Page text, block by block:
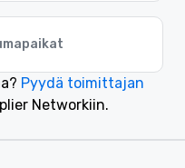
Pyydä toimittajan
Networkiin.